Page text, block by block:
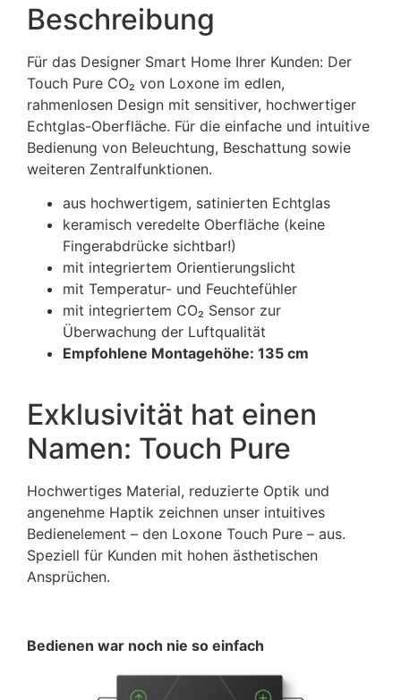
Beschreibung
Für das Designer Smart Home Ihrer Kunden: Der
Touch Pure CO₂ von Loxone im edlen,
rahmenlosen Design mit sensitiver, hochwertiger
Echtglas-Oberfläche. Für die einfache und intuitive
Bedienung von Beleuchtung, Beschattung sowie
weiteren Zentralfunktionen.
aus hochwertigem, satinierten Echtglas
keramisch veredelte Oberfläche (keine
Fingerabdrücke sichtbar!)
mit integriertem Orientierungslicht
mit Temperatur- und Feuchtefühler
mit integriertem CO₂ Sensor zur
Überwachung der Luftqualität
Empfohlene Montagehöhe: 135 cm
Exklusivität hat einen
Namen: Touch Pure
Hochwertiges Material, reduzierte Optik und
angenehme Haptik zeichnen unser intuitives
Bedienelement – den Loxone Touch Pure – aus.
Speziell für Kunden mit hohen ästhetischen
Ansprüchen.
Bedienen war noch nie so einfach